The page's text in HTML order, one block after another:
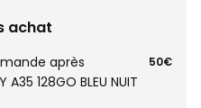
achat
après
128GO BLEU NUIT
50€